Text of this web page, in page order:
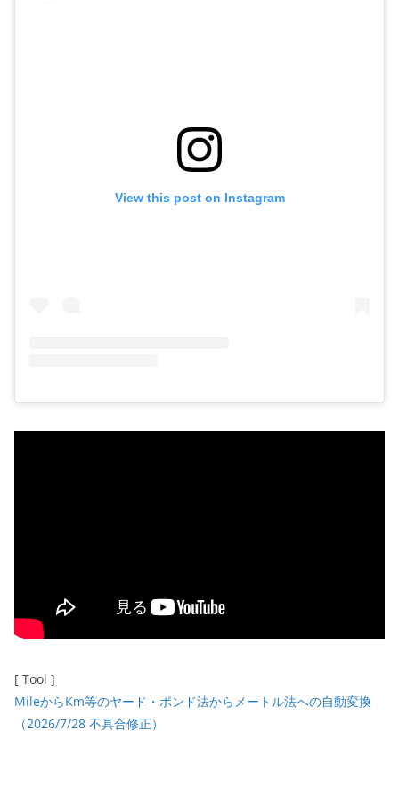
View this post on Instagram
[ Tool ]
MileからKm等のヤード・ポンド法からメートル法への自動変換
（2026/7/28 不具合修正）